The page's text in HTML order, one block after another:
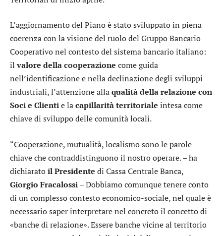
L’aggiornamento del Piano è stato sviluppato in piena
coerenza con la visione del ruolo del Gruppo Bancario
Cooperativo nel contesto del sistema bancario italiano:
ilvalore della cooperazione come guida
nell’identificazione e nella declinazione degli sviluppi
industriali, l’attenzione allaqualità della relazione con
Soci e Clientie lacapillarità territoriale intesa come
chiave di sviluppo delle comunità locali.
“Cooperazione, mutualità, localismo sono le parole
chiave che contraddistinguono il nostro operare. – ha
dichiaratoil Presidente di Cassa Centrale Banca,
Giorgio Fracalossi– Dobbiamo comunque tenere conto
di un complesso contesto economico-sociale, nel quale è
necessario saper interpretare nel concreto il concetto di
«banche di relazione». Essere banche vicine al territorio